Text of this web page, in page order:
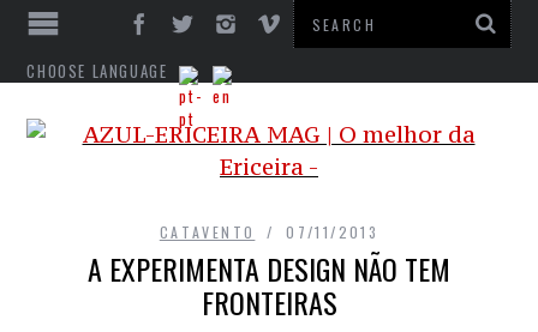
CHOOSE LANGUAGE
CATAVENTO 07/11/2013
A EXPERIMENTA DESIGN NÃO TEM
FRONTEIRAS